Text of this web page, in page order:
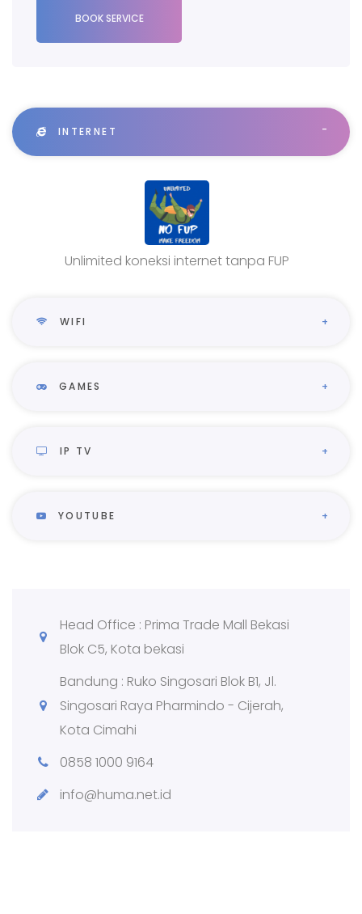
BOOK SERVICE
INTERNET
Unlimited koneksi internet tanpa FUP
WIFI
GAMES
IP TV
YOUTUBE
Head Office : Prima Trade Mall Bekasi
Blok C5, Kota bekasi
Bandung : Ruko Singosari Blok B1, Jl.
Singosari Raya Pharmindo - Cijerah,
Kota Cimahi
0858 1000 9164
info@huma.net.id